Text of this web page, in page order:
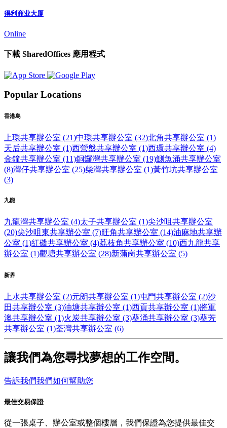
得利商业大厦
Online
下載 SharedOffices 應用程式
Popular Locations
香港島
上環共享辦公室 (21)中環共享辦公室 (32)北角共享辦公室 (1)
天后共享辦公室 (1)西營盤共享辦公室 (1)西環共享辦公室 (4)
金鐘共享辦公室 (11)銅鑼灣共享辦公室 (19)鰂魚涌共享辦公室
(8)灣仔共享辦公室 (25)柴灣共享辦公室 (1)黃竹坑共享辦公室
(3)
九龍
九龍灣共享辦公室 (4)太子共享辦公室 (1)尖沙咀共享辦公室
(20)尖沙咀東共享辦公室 (7)旺角共享辦公室 (14)油麻地共享辦
公室 (1)紅磡共享辦公室 (4)荔枝角共享辦公室 (10)西九龍共享
辦公室 (1)觀塘共享辦公室 (28)新蒲崗共享辦公室 (5)
新界
上水共享辦公室 (2)元朗共享辦公室 (1)屯門共享辦公室 (2)沙
田共享辦公室 (3)油塘共享辦公室 (1)西貢共享辦公室 (1)將軍
澳共享辦公室 (1)火炭共享辦公室 (3)葵涌共享辦公室 (3)葵芳
共享辦公室 (1)荃灣共享辦公室 (6)
讓我們為您尋找夢想的工作空間。
告訴我們我們如何幫助您
最佳交易保證
從一張桌子、辦公室或整個樓層，我們保證為您提供最佳交